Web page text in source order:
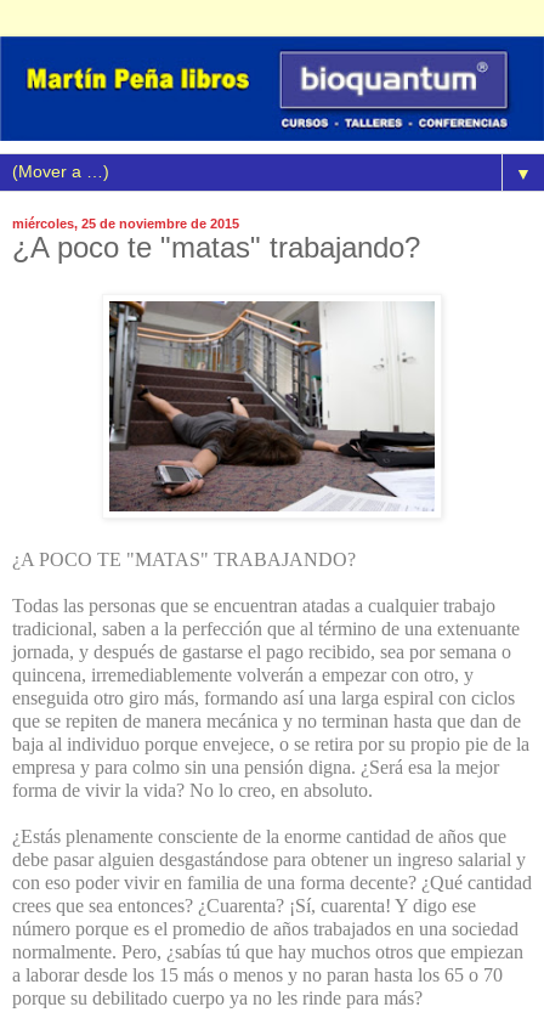
▼
miércoles, 25 de noviembre de 2015
¿A poco te "matas" trabajando?
¿A POCO TE "MATAS" TRABAJANDO?
Todas las personas que se encuentran atadas a cualquier trabajo
tradicional, saben a la perfección que al término de una extenuante
jornada, y después de gastarse el pago recibido, sea por semana o
quincena, irremediablemente volverán a empezar con otro, y
enseguida otro giro más, formando así una larga espiral con ciclos
que se repiten de manera mecánica y no terminan hasta que dan de
baja al individuo porque envejece, o se retira por su propio pie de la
empresa y para colmo sin una pensión digna. ¿Será esa la mejor
forma de vivir la vida? No lo creo, en absoluto.
¿Estás plenamente consciente de la enorme cantidad de años que
debe pasar alguien desgastándose para obtener un ingreso salarial y
con eso poder vivir en familia de una forma decente? ¿Qué cantidad
crees que sea entonces? ¿Cuarenta? ¡Sí, cuarenta! Y digo ese
número porque es el promedio de años trabajados en una sociedad
normalmente. Pero, ¿sabías tú que hay muchos otros que empiezan
a laborar desde los 15 más o menos y no paran hasta los 65 o 70
porque su debilitado cuerpo ya no les rinde para más?